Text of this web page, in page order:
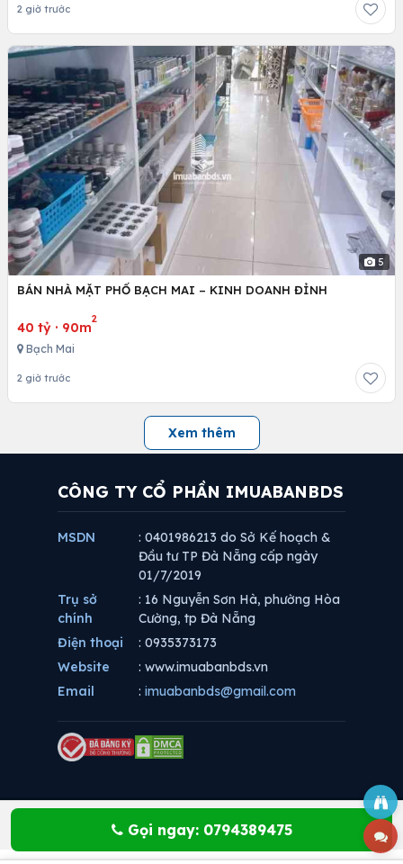
2 giờ trước
5
BÁN NHÀ MẶT PHỐ BẠCH MAI – KINH DOANH ĐỈNH
40 tỷ · 90m
2
Bạch Mai
2 giờ trước
Xem thêm
Gọi ngay: 0794389475
CÔNG TY CỔ PHẦN IMUABANBDS
MSDN
: 0401986213 do Sở Kế hoạch &
Đầu tư TP Đà Nẵng cấp ngày
01/7/2019
Trụ sở
chính
: 16 Nguyễn Sơn Hà, phường Hòa
Cường, tp Đà Nẵng
Điện thoại
: 0935373173
Website
: www.imuabanbds.vn
Email
: imuabanbds@gmail.com